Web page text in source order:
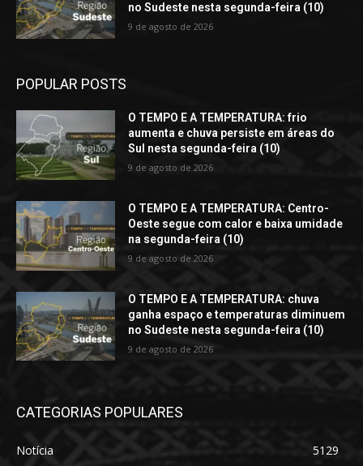
no Sudeste nesta segunda-feira (10)
9 de agosto de 2026
POPULAR POSTS
O TEMPO E A TEMPERATURA: frio
aumenta e chuva persiste em áreas do
Sul nesta segunda-feira (10)
9 de agosto de 2026
O TEMPO E A TEMPERATURA: Centro-
Oeste segue com calor e baixa umidade
na segunda-feira (10)
9 de agosto de 2026
O TEMPO E A TEMPERATURA: chuva
ganha espaço e temperaturas diminuem
no Sudeste nesta segunda-feira (10)
9 de agosto de 2026
CATEGORIAS POPULARES
Notícia
5129